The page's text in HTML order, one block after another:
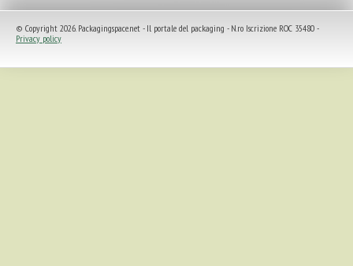
© Copyright 2026. Packagingspace.net - Il portale del packaging - N.ro Iscrizione ROC 35480 -
Privacy policy